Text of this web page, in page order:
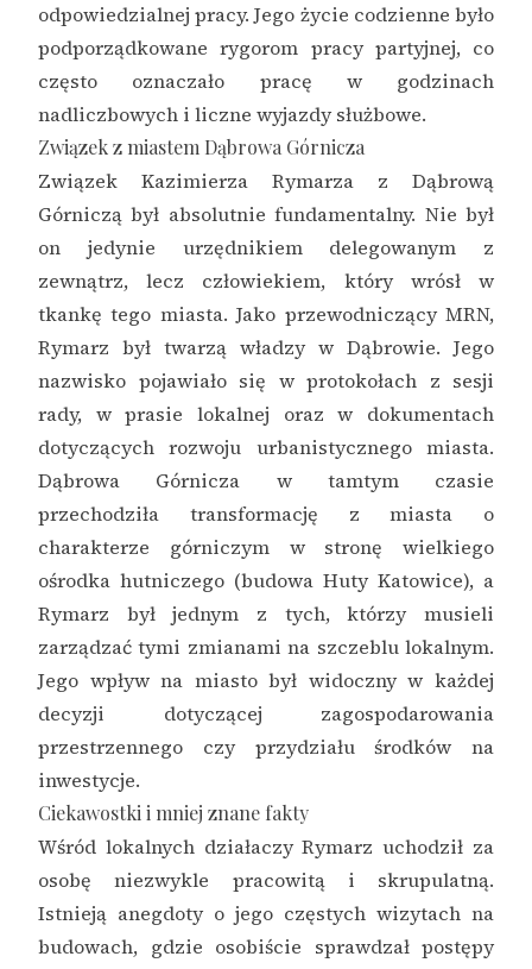
odpowiedzialnej pracy. Jego życie codzienne było
podporządkowane rygorom pracy partyjnej, co
często oznaczało pracę w godzinach
nadliczbowych i liczne wyjazdy służbowe.
Związek z miastem Dąbrowa Górnicza
Związek Kazimierza Rymarza z Dąbrową
Górniczą był absolutnie fundamentalny. Nie był
on jedynie urzędnikiem delegowanym z
zewnątrz, lecz człowiekiem, który wrósł w
tkankę tego miasta. Jako przewodniczący MRN,
Rymarz był twarzą władzy w Dąbrowie. Jego
nazwisko pojawiało się w protokołach z sesji
rady, w prasie lokalnej oraz w dokumentach
dotyczących rozwoju urbanistycznego miasta.
Dąbrowa Górnicza w tamtym czasie
przechodziła transformację z miasta o
charakterze górniczym w stronę wielkiego
ośrodka hutniczego (budowa Huty Katowice), a
Rymarz był jednym z tych, którzy musieli
zarządzać tymi zmianami na szczeblu lokalnym.
Jego wpływ na miasto był widoczny w każdej
decyzji dotyczącej zagospodarowania
przestrzennego czy przydziału środków na
inwestycje.
Ciekawostki i mniej znane fakty
Wśród lokalnych działaczy Rymarz uchodził za
osobę niezwykle pracowitą i skrupulatną.
Istnieją anegdoty o jego częstych wizytach na
budowach, gdzie osobiście sprawdzał postępy